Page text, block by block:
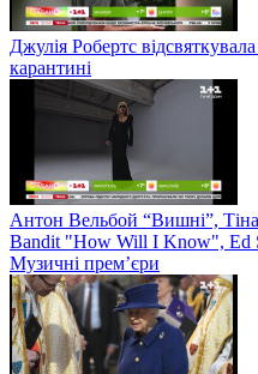
Джулія Робертс
карантині
Антон Вельбой “Вишні”,
Bandit "How Will I Know", Ed
Музичні прем’єри